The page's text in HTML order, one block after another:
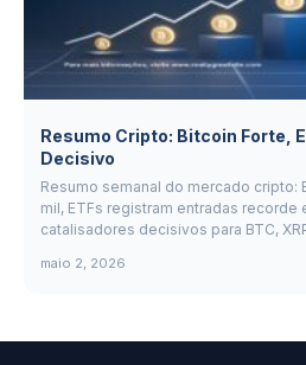
Resumo Cripto: Bitcoin Forte,
Decisivo
Resumo semanal do mercado cripto:
mil, ETFs registram entradas recorde
catalisadores decisivos para BTC,
maio 2, 2026